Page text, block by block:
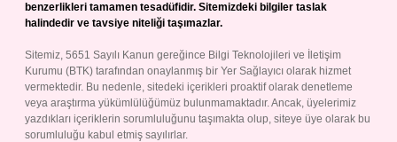
benzerlikleri tamamen tesadüfidir. Sitemizdeki bilgiler taslak
halindedir ve tavsiye niteliği taşımazlar.
Sitemiz, 5651 Sayılı Kanun gereğince Bilgi Teknolojileri ve İletişim
Kurumu (BTK) tarafından onaylanmış bir Yer Sağlayıcı olarak hizmet
vermektedir. Bu nedenle, sitedeki içerikleri proaktif olarak denetleme
veya araştırma yükümlülüğümüz bulunmamaktadır. Ancak, üyelerimiz
yazdıkları içeriklerin sorumluluğunu taşımakta olup, siteye üye olarak bu
sorumluluğu kabul etmiş sayılırlar.